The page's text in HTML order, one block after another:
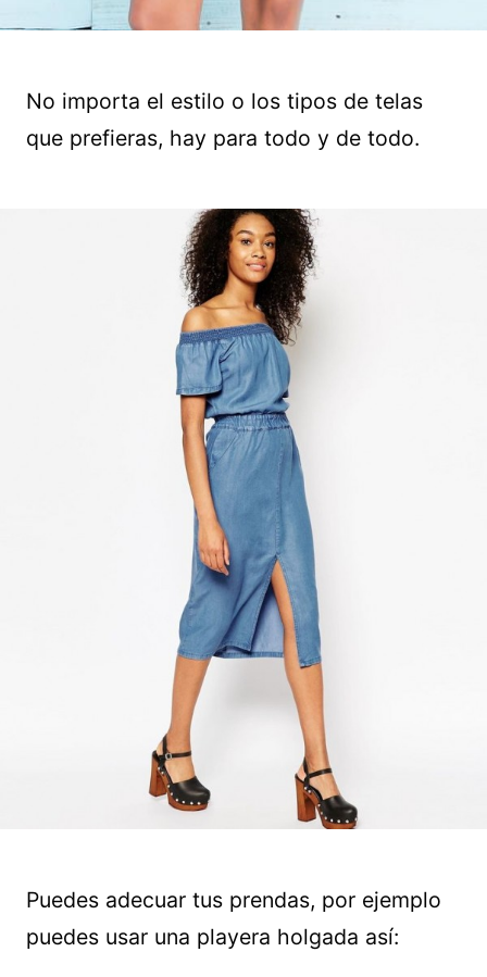
No importa el estilo o los tipos de telas
que prefieras, hay para todo y de todo.
Puedes adecuar tus prendas, por ejemplo
puedes usar una playera holgada así: